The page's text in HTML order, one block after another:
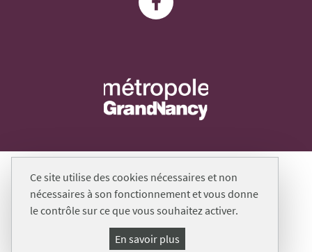
Ce site utilise des cookies nécessaires et non
nécessaires à son fonctionnement et vous donne
le contrôle sur ce que vous souhaitez activer.
En savoir plus
Plan du site
Mentions légales
Politique de gestion des cookies et traceurs
Accessibilité : non conforme